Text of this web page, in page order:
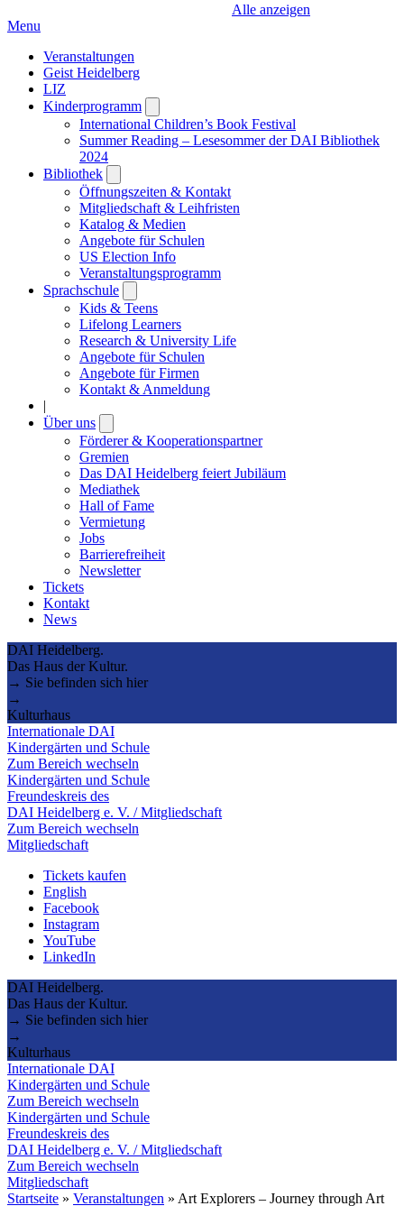
Alle anzeigen
Menu
Veranstaltungen
Geist Heidelberg
LIZ
Kinderprogramm
submenu
International Children’s Book Festival
Summer Reading – Lesesommer der DAI Bibliothek
2024
Bibliothek
submenu
Öffnungszeiten & Kontakt
Mitgliedschaft & Leihfristen
Katalog & Medien
Angebote für Schulen
US Election Info
Veranstaltungsprogramm
Sprachschule
submenu
Kids & Teens
Lifelong Learners
Research & University Life
Angebote für Schulen
Angebote für Firmen
Kontakt & Anmeldung
|
Über uns
submenu
Förderer & Kooperationspartner
Gremien
Das DAI Heidelberg feiert Jubiläum
Mediathek
Hall of Fame
Vermietung
Jobs
Barrierefreiheit
Newsletter
Tickets
Kontakt
News
DAI Heidelberg.
Das Haus der Kultur.
→ Sie befinden sich hier
→
Kulturhaus
Internationale DAI
Kindergärten und Schule
Zum Bereich wechseln
Kindergärten und Schule
Freundeskreis des
DAI Heidelberg e. V. / Mitgliedschaft
Zum Bereich wechseln
Mitgliedschaft
Tickets kaufen
English
Facebook
Instagram
YouTube
LinkedIn
DAI Heidelberg.
Das Haus der Kultur.
→ Sie befinden sich hier
→
Kulturhaus
Internationale DAI
Kindergärten und Schule
Zum Bereich wechseln
Kindergärten und Schule
Freundeskreis des
DAI Heidelberg e. V. / Mitgliedschaft
Zum Bereich wechseln
Mitgliedschaft
Startseite » Veranstaltungen » Art Explorers – Journey through Art